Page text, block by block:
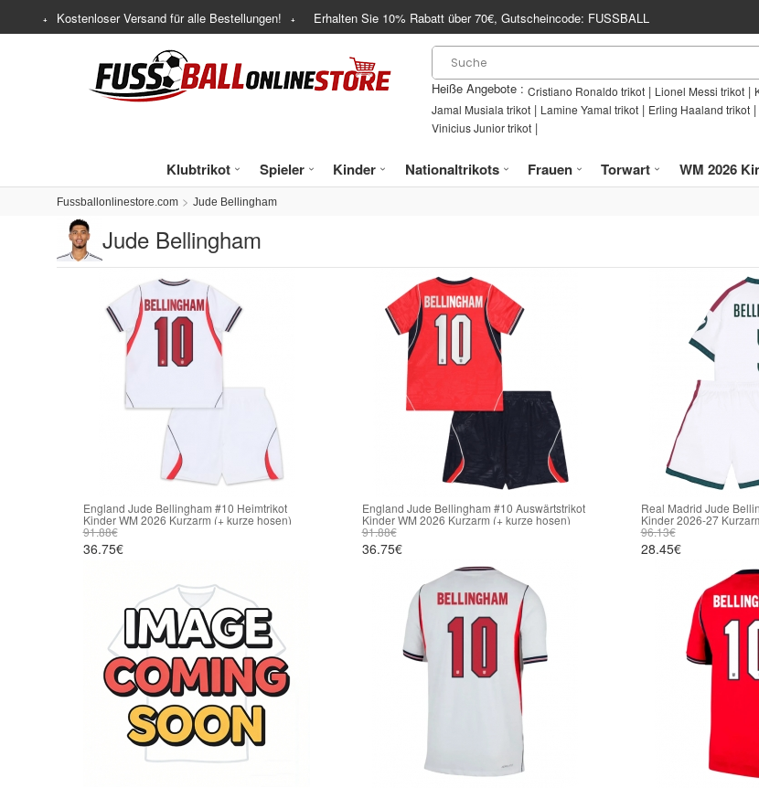
Kostenloser Versand für alle Bestellungen! Erhalten Sie 10% Rabatt über70€, Gutscheincode: FUSSBALL
Heiße Angebote : Cristiano Ronaldo trikot | Lionel Messi trikot |
Jamal Musiala trikot | Lamine Yamal trikot | Erling Haaland trikot |
Vinicius Junior trikot |
Klubtrikot Spieler Kinder Nationaltrikots Frauen Torwart WM 2026
Fussballonlinestore.com Jude Bellingham
Jude Bellingham
England Jude Bellingham #10 Heimtrikot
Kinder WM 2026 Kurzarm (+ kurze hosen)
91.88€
36.75€
England Jude Bellingham #10 Auswärtstrikot
Kinder WM 2026 Kurzarm (+ kurze hosen)
91.88€
36.75€
Real Madrid Jude
Kinder 2026-27
96.13€
28.45€